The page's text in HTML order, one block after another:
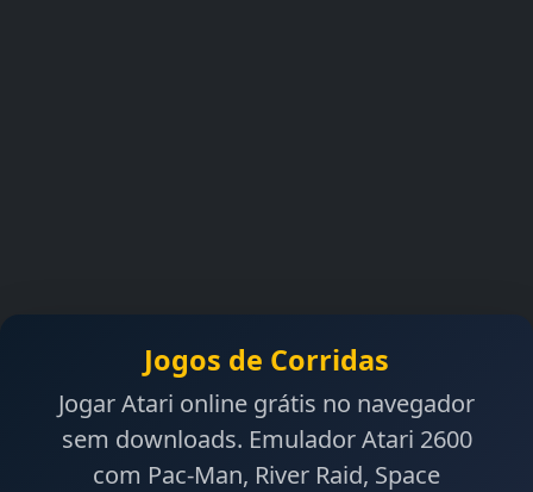
Jogos de Corridas
Jogar Atari online grátis no navegador
sem downloads. Emulador Atari 2600
com Pac-Man, River Raid, Space